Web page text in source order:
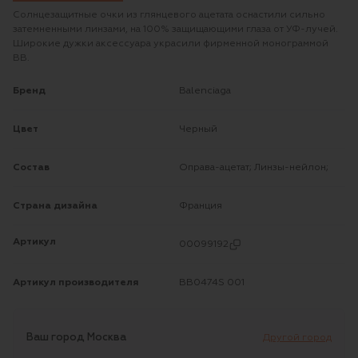
Солнцезащитные очки из глянцевого ацетата оснастили сильно
затемненными линзами, на 100% защищающими глаза от УФ-лучей.
Широкие дужки аксессуара украсили фирменной монограммой
BB.
Бренд Balenciaga
Цвет Черный
Состав Оправа-ацетат; Линзы-нейлон;
Страна дизайна Франция
Артикул 00099192
Артикул производителя BB0474S 001
Ваш город Москва Другой город